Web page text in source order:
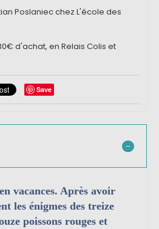
Poslaniec chez L'école des
d'achat, en Relais Colis et
Save
vacances. Après avoir
les énigmes des treize
poissons rouges et